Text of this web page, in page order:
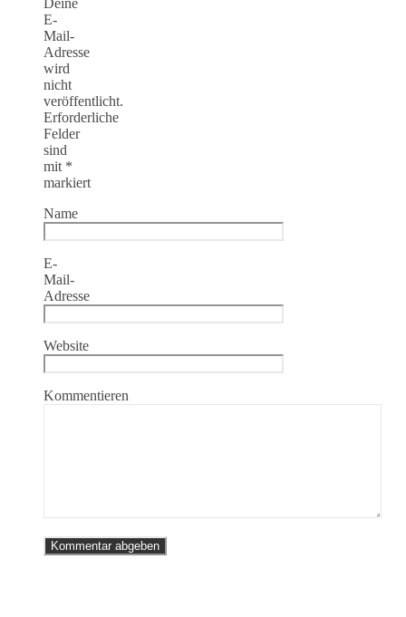
Deine
E-
Mail-
Adresse
wird
nicht
veröffentlicht.
Erforderliche
Felder
sind
mit *
markiert
Name
E-
Mail-
Adresse
Website
Kommentieren